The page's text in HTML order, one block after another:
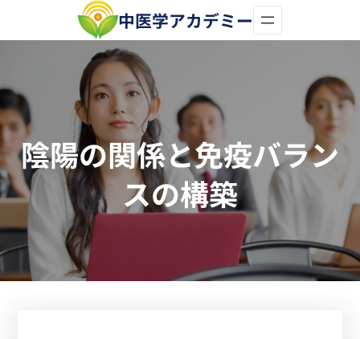
容
ス
キ
ッ
プ
中医学アカデミー
陰陽の関係と免疫バラン
スの構築